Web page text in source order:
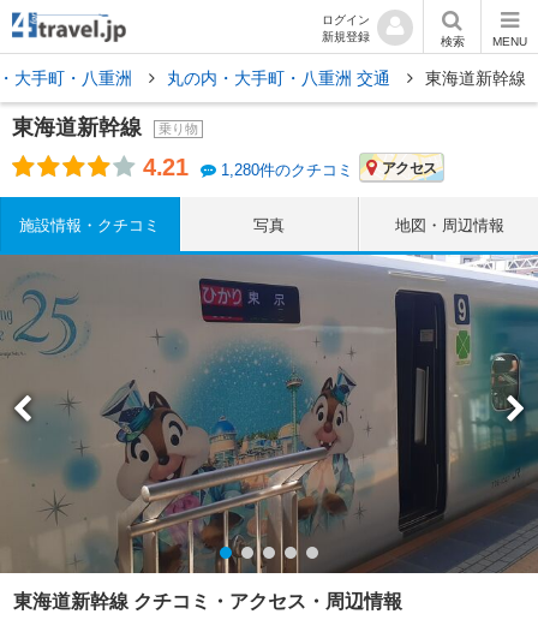
ログイン
新規登録
検索 MENU
大手町・八重洲 丸の内・大手町・八重洲 交通 東海道新幹線
東海道新幹線 乗り物
4.21 1,280件のクチコミ アクセス
施設情報・クチコミ 写真 地図・周辺情報
東海道新幹線 クチコミ・アクセス・周辺情報